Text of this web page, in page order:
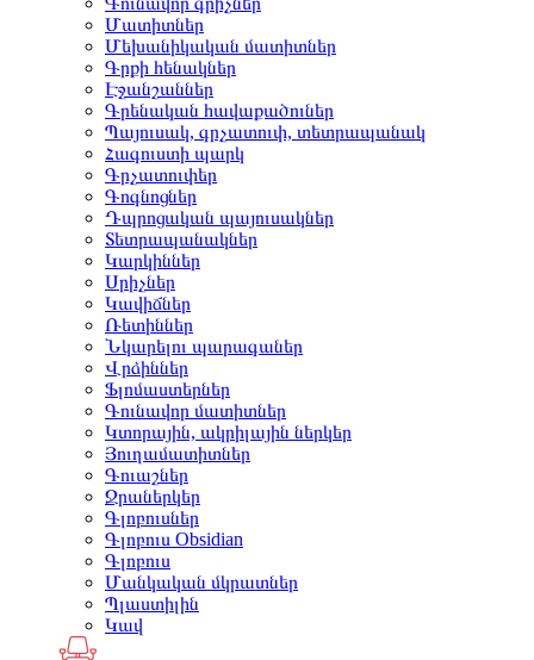
Մատիտներ
Մեխանիկական մատիտներ
Գրքի հենակներ
Էջանշաններ
Գրենական հավաքածուներ
Պայուսակ, գրչատուփ, տետրապանակ
Հագուստի պարկ
Գրչատուփեր
Գոգնոցներ
Դպրոցական պայուսակներ
Տետրապանակներ
Կարկիններ
Սրիչներ
Կավիճներ
Ռետիններ
Նկարելու պարագաներ
Վրձիններ
Ֆլոմաստերներ
Գունավոր մատիտներ
Կտորային, ակրիլային ներկեր
Յուղամատիտներ
Գուաշներ
Ջրաներկեր
Գլոբուսներ
Գլոբուս Obsidian
Գլոբուս
Մանկական մկրատներ
Պլաստիլին
Կավ